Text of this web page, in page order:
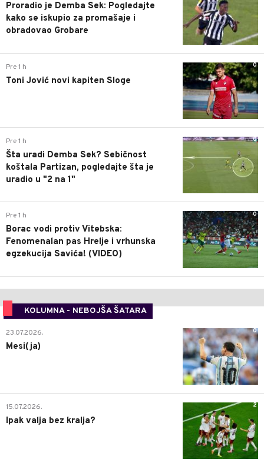
Proradio je Demba Sek: Pogledajte
kako se iskupio za promašaje i
obradovao Grobare
0
Pre 1 h
Toni Jović novi kapiten Sloge
0
Pre 1 h
Šta uradi Demba Sek? Sebičnost
koštala Partizan, pogledajte šta je
uradio u "2 na 1"
0
Pre 1 h
Borac vodi protiv Vitebska:
Fenomenalan pas Hrelje i vrhunska
egzekucija Savića! (VIDEO)
KOLUMNA - NEBOJŠA ŠATARA
0
23.07.2026.
Mesi(ja)
2
15.07.2026.
Ipak valja bez kralja?